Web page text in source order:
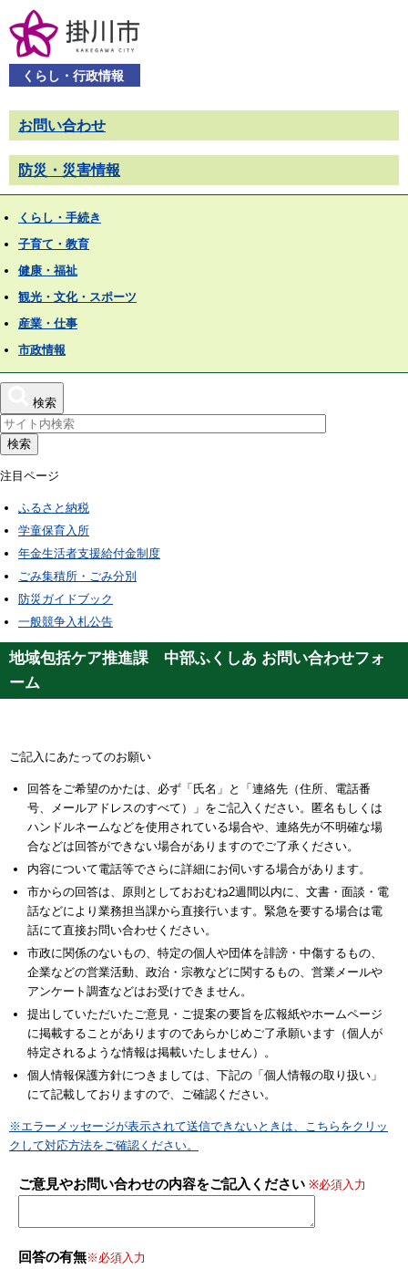
くらし・行政情報
お問い合わせ
防災・災害情報
くらし・手続き
子育て・教育
健康・福祉
観光・文化・スポーツ
産業・仕事
市政情報
検索
検索
注目ページ
ふるさと納税
学童保育入所
年金生活者支援給付金制度
ごみ集積所・ごみ分別
防災ガイドブック
一般競争入札公告
地域包括ケア推進課 中部ふくしあ お問い合わせフォ
ーム
ご記入にあたってのお願い
回答をご希望のかたは、必ず「氏名」と「連絡先（住所、電話番
号、メールアドレスのすべて）」をご記入ください。匿名もしくは
ハンドルネームなどを使用されている場合や、連絡先が不明確な場
合などは回答ができない場合がありますのでご了承ください。
内容について電話等でさらに詳細にお伺いする場合があります。
市からの回答は、原則としておおむね2週間以内に、文書・面談・電
話などにより業務担当課から直接行います。緊急を要する場合は電
話にて直接お問い合わせください。
市政に関係のないもの、特定の個人や団体を誹謗・中傷するもの、
企業などの営業活動、政治・宗教などに関するもの、営業メールや
アンケート調査などはお受けできません。
提出していただいたご意見・ご提案の要旨を広報紙やホームページ
に掲載することがありますのであらかじめご了承願います（個人が
特定されるような情報は掲載いたしません）。
個人情報保護方針につきましては、下記の「個人情報の取り扱い」
にて記載しておりますので、ご確認ください。
※エラーメッセージが表示されて送信できないときは、こちらをクリッ
クして対応方法をご確認ください。
ご意見やお問い合わせの内容をご記入ください ※必須入力
回答の有無※必須入力